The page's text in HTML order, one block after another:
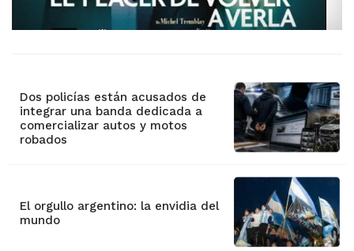
Dos policías están acusados de
integrar una banda dedicada a
comercializar autos y motos
robados
El orgullo argentino: la envidia del
mundo